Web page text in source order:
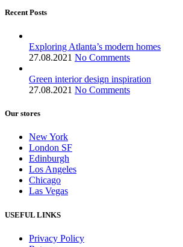
Recent Posts
Exploring Atlanta’s modern homes
27.08.2021 No Comments
Green interior design inspiration
27.08.2021 No Comments
Our stores
New York
London SF
Edinburgh
Los Angeles
Chicago
Las Vegas
USEFUL LINKS
Privacy Policy